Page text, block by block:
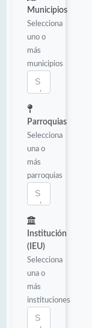
Municipios
Selecciona
uno o
más
municipios
Parroquias
Selecciona
una o
más
parroquias
Institución
(IEU)
Selecciona
una o
más
instituciones